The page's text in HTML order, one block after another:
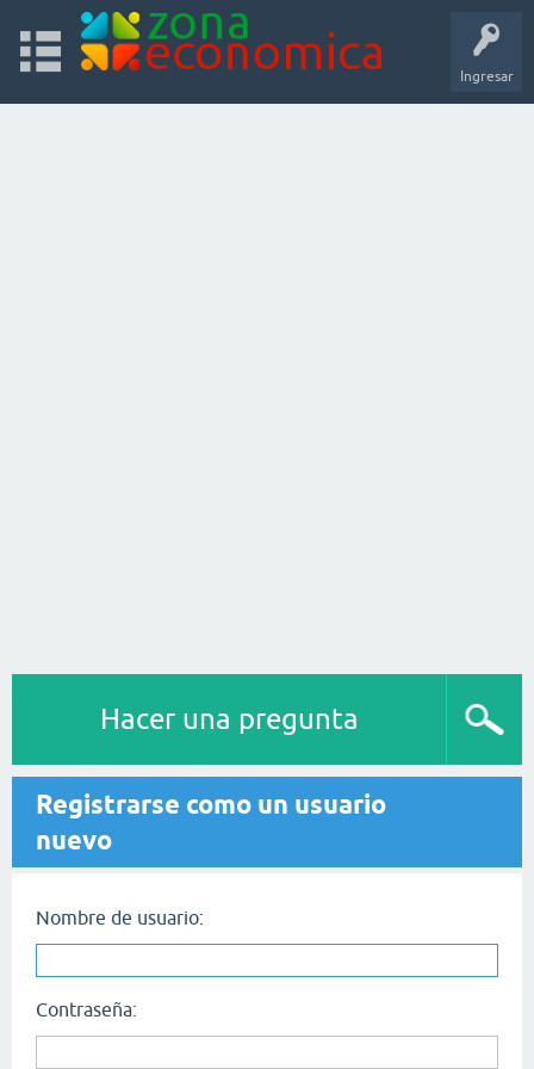
Ingresar
Hacer una pregunta
Registrarse como un usuario
nuevo
Nombre de usuario:
Contraseña: